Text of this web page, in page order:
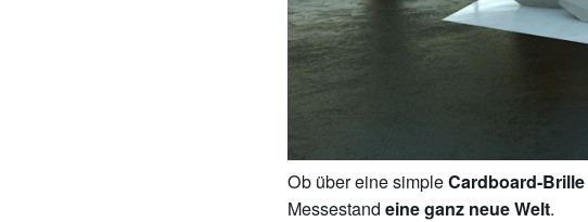
Ob über eine simpleCardboard-Brille
Messestandeine ganz neue Welt.